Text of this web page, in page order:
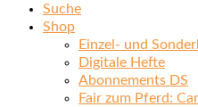
Suche
Shop
Einzel- und
Digitale Hefte
Abonnements DS
Fair zum Pferd: